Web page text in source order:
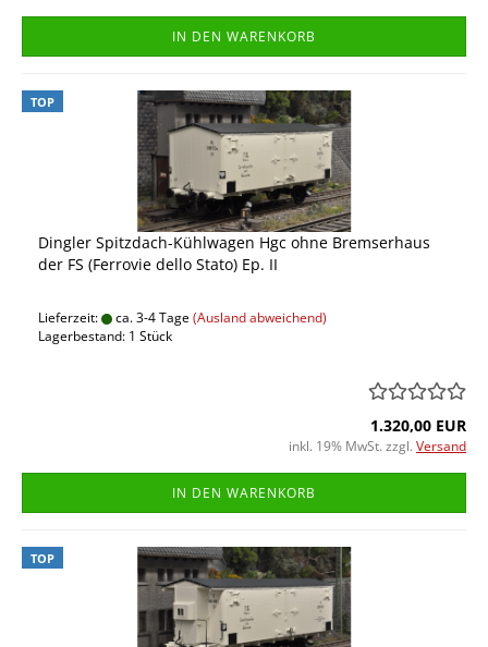
IN DEN WARENKORB
TOP
Dingler Spitzdach-Kühlwagen Hgc ohne Bremserhaus
der FS (Ferrovie dello Stato) Ep. II
Lieferzeit: ca. 3-4 Tage(Ausland abweichend)
Lagerbestand: 1 Stück
1.320,00 EUR
inkl. 19% MwSt. zzgl. Versand
IN DEN WARENKORB
TOP